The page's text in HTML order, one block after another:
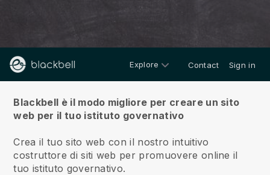
Explore Contact Sign in
Blackbell è il modo migliore per creare un sito
web per il tuo istituto governativo
Crea il tuo sito web con il nostro intuitivo
costruttore di siti web per promuovere online il
tuo istituto governativo.